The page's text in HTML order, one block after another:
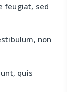
feugiat, sed
non
quis